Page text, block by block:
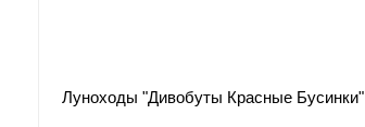
Луноходы "Дивобуты Красные Бусинки"